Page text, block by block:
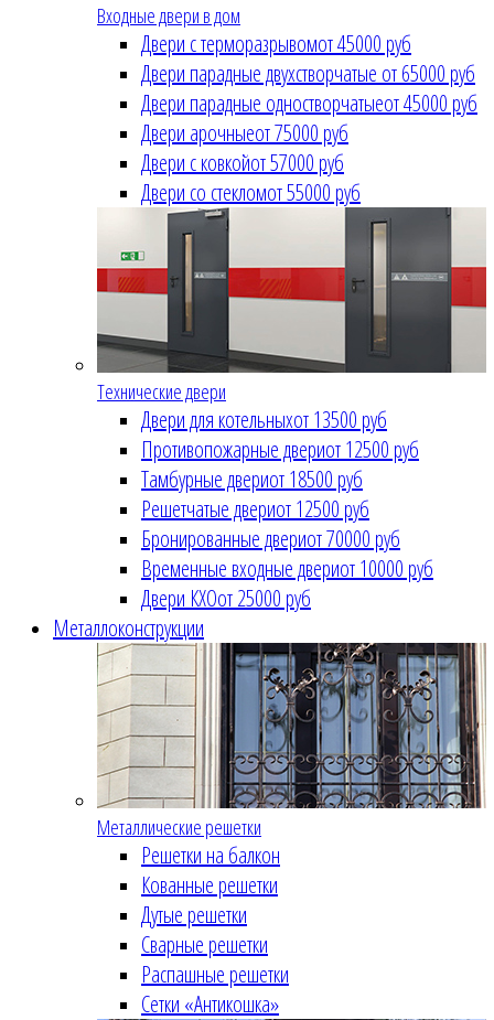
Входные двери в дом
Двери с терморазрывомот 45000 руб
Двери парадные двухстворчатые от 65000 руб
Двери парадные одностворчатыеот 45000 руб
Двери арочныеот 75000 руб
Двери с ковкойот 57000 руб
Двери со стекломот 55000 руб
Технические двери
Двери для котельныхот 13500 руб
Противопожарные двериот 12500 руб
Тамбурные двериот 18500 руб
Решетчатые двериот 12500 руб
Бронированные двериот 70000 руб
Временные входные двериот 10000 руб
Двери КХОот 25000 руб
Металлоконструкции
Металлические решетки
Решетки на балкон
Кованные решетки
Дутые решетки
Сварные решетки
Распашные решетки
Сетки «Антикошка»